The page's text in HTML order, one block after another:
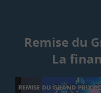
Remise du
La